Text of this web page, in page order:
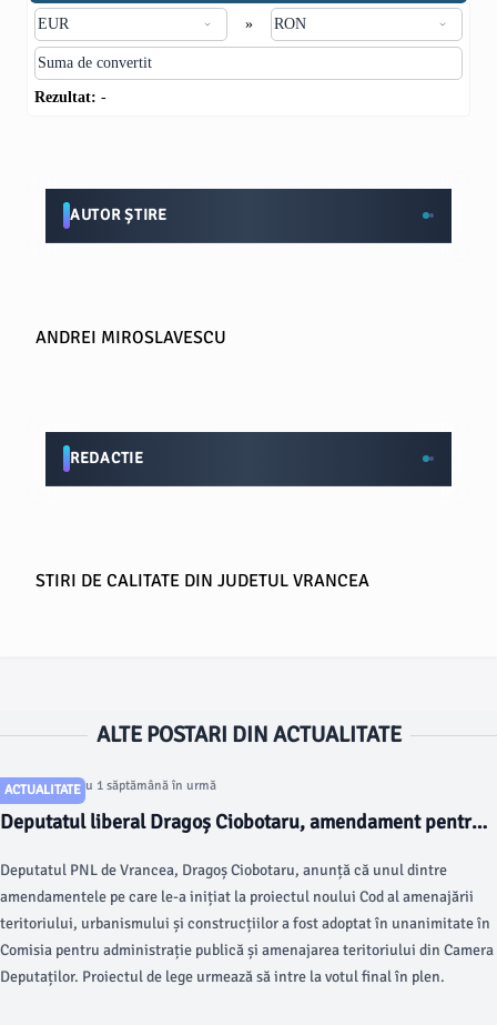
»
Rezultat: -
AUTOR ȘTIRE
ANDREI MIROSLAVESCU
REDACTIE
STIRI DE CALITATE DIN JUDETUL VRANCEA
ALTE POSTARI DIN ACTUALITATE
ACTUALITATE
Articol postat cu 1 săptămână în urmă
Deputatul liberal Dragoș Ciobotaru, amendament pentru
Deputatul PNL de Vrancea, Dragoș Ciobotaru, anunță că unul dintre
amendamentele pe care le-a inițiat la proiectul noului Cod al amenajării
teritoriului, urbanismului și construcțiilor a fost adoptat în unanimitate în
Comisia pentru administrație publică și amenajarea teritoriului din Camera
Deputaților. Proiectul de lege urmează să intre la votul final în plen.